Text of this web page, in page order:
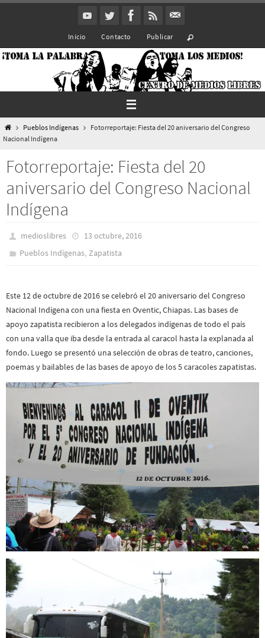
Inicio Contacto Publicar
InicioPueblos Indí­genas
Fotorreportaje: Fiesta del 20 aniversario del Congreso
Nacional Indígena
Fotorreportaje: Fiesta del 20
aniversario del Congreso Nacional
Indígena
medioslibres
13 octubre, 2016
Pueblos Indí­genas, Zapatista
Este 12 de octubre de 2016 se celebró el 20 aniversario del Congreso
Nacional Indígena con una fiesta en Oventic, Chiapas. Las bases de
apoyo zapatista recibieron a los delegados indígenas de todo el país
con una valla que iba desde la entrada al caracol hasta la explanada al
fondo. Luego se presentó una selección de obras de teatro, canciones,
poemas y bailables de las bases de apoyo de los 5 caracoles zapatistas.